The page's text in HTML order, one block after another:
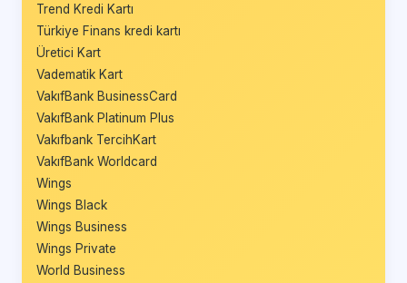
Trend Kredi Kartı
Türkiye Finans kredi kartı
Üretici Kart
Vadematik Kart
VakıfBank BusinessCard
VakıfBank Platinum Plus
Vakıfbank TercihKart
VakıfBank Worldcard
Wings
Wings Black
Wings Business
Wings Private
World Business